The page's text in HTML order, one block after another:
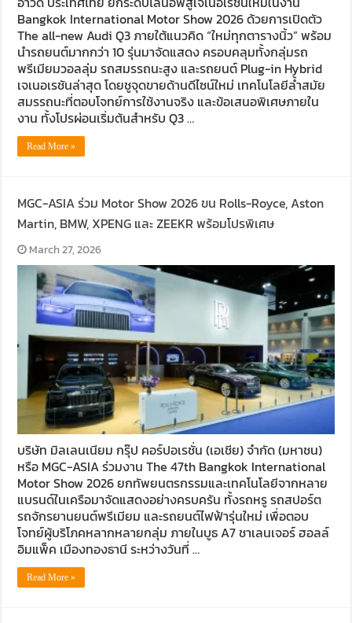
Bangkok International Motor Show 2026 ด้วยการเปิดตัว
The all-new Audi Q3 ภายใต้แนวคิด “ใหม่ทุกตารางนิ้ว” พร้อม
นำรถยนต์มากกว่า 10 รุ่นมาจัดแสดง ครอบคลุมทั้งกลุ่มรถ
พรีเมียมวอลลุ่ม รถสมรรถนะสูง และรถยนต์ Plug-in Hybrid
เจเนอเรชันล่าสุด โดยชูจุดขายด้านดีไซน์ใหม่ เทคโนโลยีล้ำสมัย
สมรรถนะที่ตอบโจทย์การใช้งานจริง และข้อเสนอพิเศษภายใน
งาน ทั้งโปรผ่อนเริ่มต้นสำหรับ Q3 …
Read More »
MGC-ASIA ร่วม Motor Show 2026 ขน Rolls-Royce, Aston
Martin, BMW, XPENG และ ZEEKR พร้อมโปรพิเศษ
March 27, 2026
บริษัท มิลเลนเนียม กรุ๊ป คอร์ปอเรชั่น (เอเชีย) จำกัด (มหาชน)
หรือ MGC-ASIA ร่วมงาน The 47th Bangkok International
Motor Show 2026 ยกทัพยนตรกรรมและเทคโนโลยีจากหลาย
แบรนด์ในเครือมาจัดแสดงอย่างครบครัน ทั้งรถหรู รถสปอร์ต
รถจักรยานยนต์พรีเมียม และรถยนต์ไฟฟ้ารุ่นใหม่ เพื่อตอบ
โจทย์ผู้บริโภคหลากหลายกลุ่ม ภายในบูธ A7 ชาเลนเจอร์ ฮอลล์
อิมแพ็ค เมืองทองธานี ระหว่างวันที่ …
Read More »